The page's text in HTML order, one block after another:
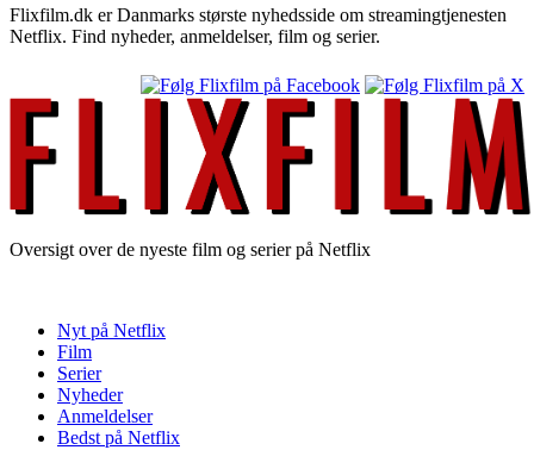
Flixfilm.dk er Danmarks største nyhedsside om streamingtjenesten
Netflix. Find nyheder, anmeldelser, film og serier.
Oversigt over de nyeste film og serier på Netflix
Nyt på Netflix
Film
Serier
Nyheder
Anmeldelser
Bedst på Netflix